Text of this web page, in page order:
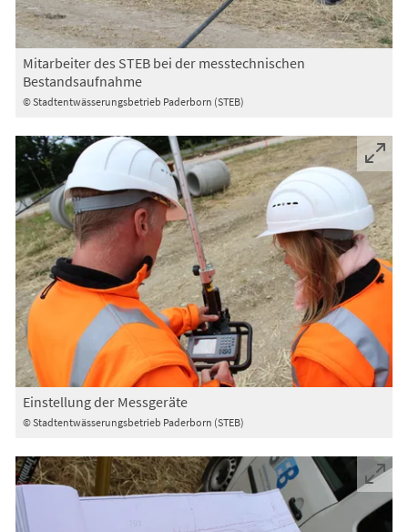
© Stadtentwässerungsbetrieb Paderborn (STEB)
Mitarbeiter des STEB bei der messtechnischen
Bestandsaufnahme
© Stadtentwässerungsbetrieb Paderborn (STEB)
Einstellung der Messgeräte